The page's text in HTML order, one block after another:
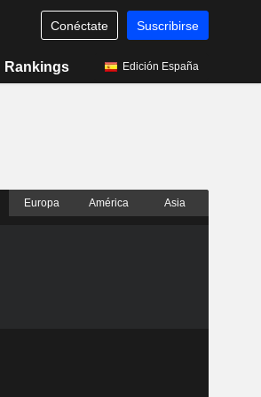
Conéctate Suscribirse
Rankings Edición España
Europa América Asia